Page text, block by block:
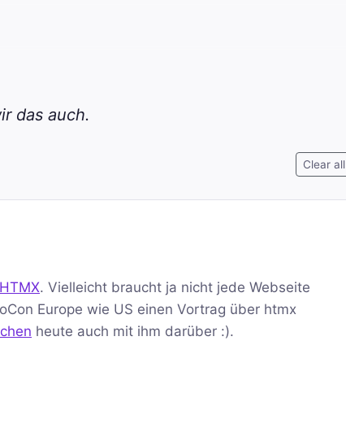
das auch.
Clear all
HTMX. Vielleicht braucht ja nicht jede Webseite
Europe wie US einen Vortrag über htmx
heute auch mit ihm darüber :).